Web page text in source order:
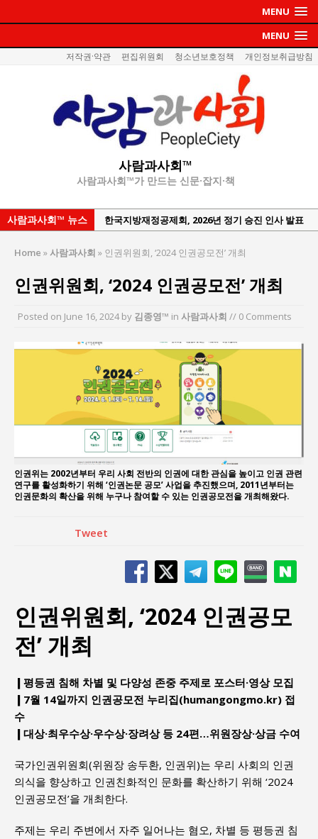
MENU
MENU
저작권·약관 편집위원회 청소년보호정책 개인정보취급방침
사람과사회™
사람과사회™가 만드는 신문·잡지·책
사람과사회™ 뉴스
한국지방재정공제회, 2026년 정기 승진 인사 발표
세미나 개최
서효석 충청향우회중앙회 총재 취임 논란 확산
“7월 1일 의장 선출은 ‘위법’이다”
“엄마의 절박함과 ‘실무형 정치인’으로 생활정치 실
김종대, “현대전, 강한 군대도 약해질 수 있다”
이홍원 작가, 생활문화상품 4종 판매
통일 지향 2국가론: 한반도 평화의 새로운 길
강산건설 박재윤 강제추행 사건, 무엇이 문제인가?
Home »사람과사회 » 인권위원회, ‘2024 인권공모전’ 개최
인권위원회, ‘2024 인권공모전’ 개최
Posted on June 16, 2024by 김종영™ in 사람과사회 // 0 Comments
인권위는 2002년부터 우리 사회 전반의 인권에 대한 관심을 높이고 인권 관련
연구를 활성화하기 위해 ‘인권논문 공모’ 사업을 추진했으며, 2011년부터는
인권문화의 확산을 위해 누구나 참여할 수 있는 인권공모전을 개최해왔다.
Tweet
인권위원회, ‘2024 인권공모
전’ 개최
❙평등권 침해 차별 및 다양성 존중 주제로 포스터·영상 모집
❙7월 14일까지 인권공모전 누리집(humangongmo.kr) 접
수
❙대상·최우수상·우수상·장려상 등 24편…위원장상·상금 수여
국가인권위원회(위원장 송두환, 인권위)는 우리 사회의 인권
의식을 향상하고 인권친화적인 문화를 확산하기 위해 ‘2024
인권공모전’을 개최한다.
주제는 우리 주변에서 자주 일어나는 혐오, 차별 등 평등권 침